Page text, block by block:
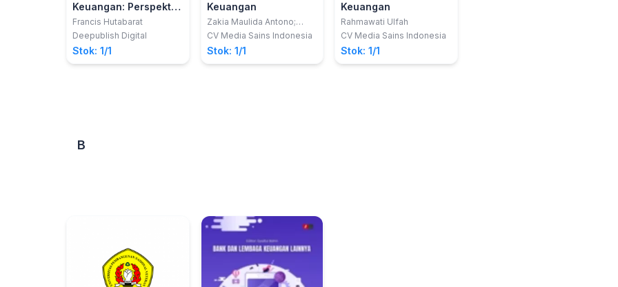
Keuangan: Perspektif
Warren Buffet
Francis Hutabarat
Deepublish Digital
Stok: 1/1
Keuangan
Zakia Maulida Antono;
Rahmawati Ulfah
CV Media Sains Indonesia
Stok: 1/1
Keuangan
Rahmawati Ulfah
CV Media Sains Indonesia
Stok: 1/1
B